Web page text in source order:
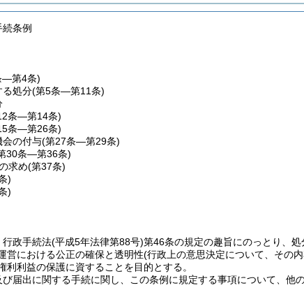
条例
―第4条)
る処分(第5条―第11条)
条―第14条)
条―第26条)
会の付与(第27条―第29条)
30条―第36条)
求め(第37条)
)
)
行政手続法(平成5年法律第88号)第46条の規定の趣旨にのっとり、
営における公正の確保と透明性(行政上の意思決定について、その
利利益の保護に資することを目的とする。
届出に関する手続に関し、この条例に規定する事項について、他